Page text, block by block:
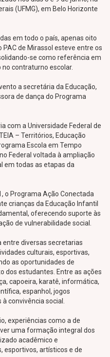
(UFMG), em Belo Horizonte
em todo o país, apenas oito
PAC de Mirassol esteve entre os
se como referência em
contraturno escolar.
a secretária da Educação,
de dança do Programa
com a Universidade Federal de
– Territórios, Educação
Escola em Tempo
Federal voltada à ampliação
em todas as etapas da
o Programa Ação Conectada
crianças da Educação Infantil
oferecendo suporte às
de vulnerabilidade social.
entre diversas secretarias
culturais, esportivas,
as oportunidades de
dos estudantes. Entre as ações
capoeira, karatê, informática,
espanhol, jogos
convivência social.
experiências como a de
uma formação integral dos
acadêmico e
esportivos, artísticos e de